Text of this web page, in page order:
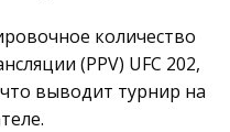
количество
(PPV) UFC 202,
выводит турнир на